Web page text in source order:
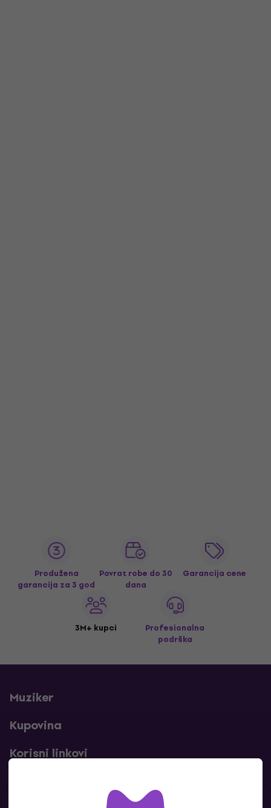
Produžena
garancija za 3 god
Povrat robe do 30
dana
Garancija cene
3M+ kupci
Profesionalna
podrška
Muziker
Kupovina
Korisni linkovi